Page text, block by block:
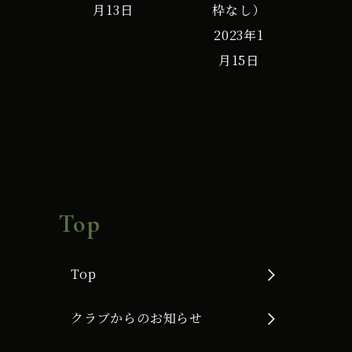
月13日
枠なし）
2023年1
月15日
Top
Top
クラブからのお知らせ